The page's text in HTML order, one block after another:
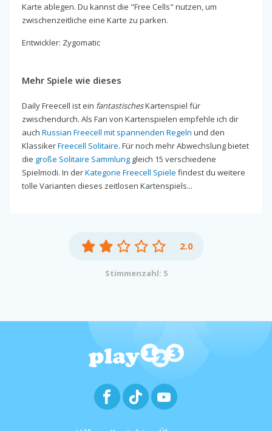
Karte ablegen. Du kannst die "Free Cells" nutzen, um
zwischenzeitliche eine Karte zu parken.
Entwickler: Zygomatic
Mehr Spiele wie dieses
Daily Freecell ist ein fantastischesKartenspiel für
zwischendurch. Als Fan von Kartenspielen empfehle ich dir
auch Russian Freecell mit spannenden Regeln und den
KlassikerFreecell Solitaire. Für noch mehr Abwechslung bietet
die große Solitaire Sammlung gleich 15 verschiedene
Spielmodi. In derKategorie Freecell Spiele findest du weitere
tolle Varianten dieses zeitlosen Kartenspiels...
2.0
Stimmenzahl: 5